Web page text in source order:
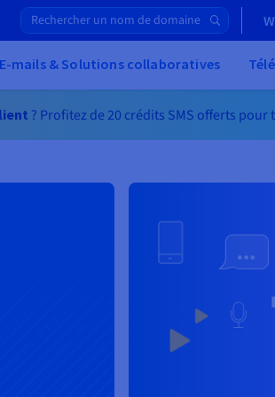
E-mails & Solutions collaboratives
? Profitez de 20 crédits SMS offerts